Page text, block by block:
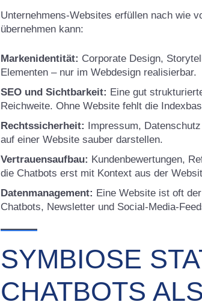
Unternehmens-Websites erfüllen nach wie
übernehmen kann:
Markenidentität: Corporate Design,
Elementen – nur im Webdesign realisierbar.
SEO und Sichtbarkeit: Eine gut
Reichweite. Ohne Website fehlt die
Rechtssicherheit: Impressum,
auf einer Website sauber darstellen.
Vertrauensaufbau: Kundenbewertungen,
die Chatbots erst mit Kontext aus der
Datenmanagement: Eine Website ist oft
Chatbots, Newsletter und Social-Media-
SYMBIOSE
CHATBOTS